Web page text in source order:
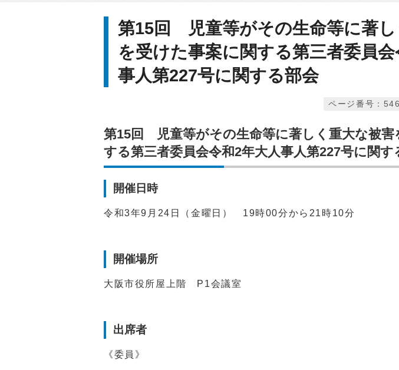
第15回 児童等がその生命等に著し
を受けた事案に関する第三者委員会
事人第227号に関する部会
ページ番号：
第15回 児童等がその生命等に著しく重大な被害
する第三者委員会令和2年大人事人第227号に関す
開催日時
令和3年9月24日（金曜日） 19時00分から21時10分
開催場所
大阪市役所屋上階 P1会議室
出席者
《委員》